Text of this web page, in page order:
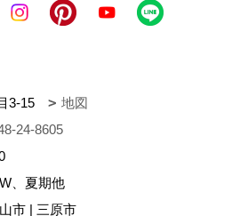
3-15
地図
24-8605
、夏期他
市 | 三原市